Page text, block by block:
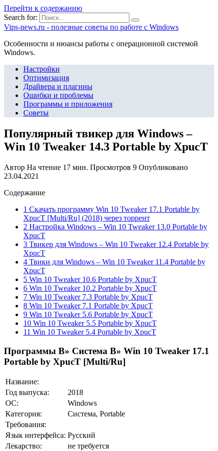
Перейти к содержанию
Search for:
Vips-news.ru - полезные советы по работе с Windows
Особенности и нюансы работы с операционной системой
Windows.
Настройки
Оптимизация
Драйвера и плагины
Ошибки и проблемы
Программы и приложения
Советы
Популярный твикер для Windows –
Win 10 Tweaker 14.3 Portable by XpucT
Автор На чтение 17 мин. Просмотров 9 Опубликовано
23.04.2021
Содержание
1 Скачать программу Win 10 Tweaker 17.1 Portable by
XpucT [Multi/Ru] (2018) через торрент
2 Настройка Windows – Win 10 Tweaker 13.0 Portable by
XpucT
3 Твикер для Windows – Win 10 Tweaker 12.4 Portable by
XpucT
4 Твики для Windows – Win 10 Tweaker 11.4 Portable by
XpucT
5 Win 10 Tweaker 10.6 Portable by XpucT
6 Win 10 Tweaker 10.2 Portable by XpucT
7 Win 10 Tweaker 7.3 Portable by XpucT
8 Win 10 Tweaker 7.1 Portable by XpucT
9 Win 10 Tweaker 5.6 Portable by XpucT
10 Win 10 Tweaker 5.5 Portable by XpucT
11 Win 10 Tweaker 5.4 Portable by XpucT
Программы В» Система В» Win 10 Tweaker 17.1
Portable by XpucT [Multi/Ru]
Название:
Год выпуска:
2018
ОС:
Windows
Категория:
Система, Portable
Требования:
Язык интерфейса: Русский
Лекарство:
не требуется